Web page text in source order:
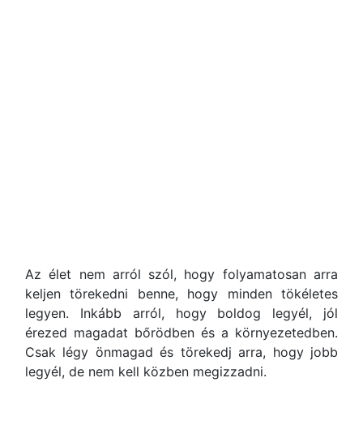
Az élet nem arról szól, hogy folyamatosan arra
keljen törekedni benne, hogy minden tökéletes
legyen. Inkább arról, hogy boldog legyél, jól
érezed magadat bőrödben és a környezetedben.
Csak légy önmagad és törekedj arra, hogy jobb
legyél, de nem kell közben megizzadni.